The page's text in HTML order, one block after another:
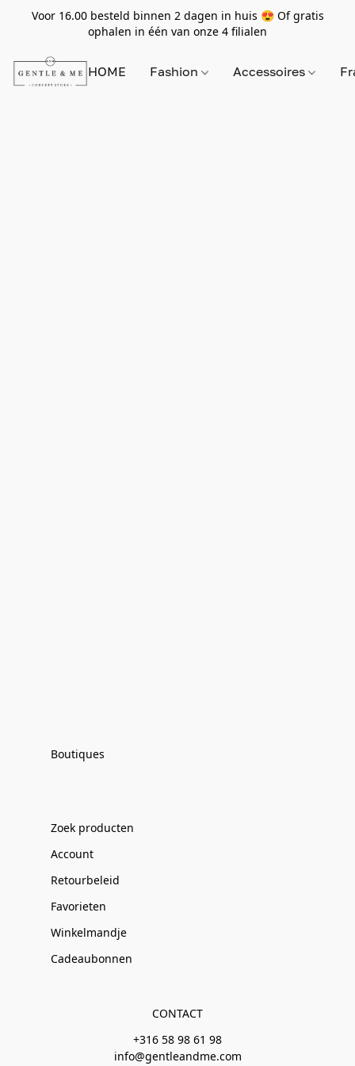
Voor 16.00 besteld binnen 2 dagen in huis 😍 Of gratis
ophalen in één van onze 4 filialen
HOME Fashion Accessoires
Boutiques
Zoek producten
Account
Retourbeleid
Favorieten
Winkelmandje
Cadeaubonnen
CONTACT
+316 58 98 61 98
info@gentleandme.com